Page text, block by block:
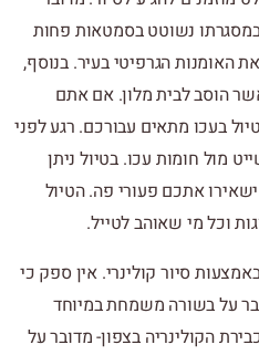
נשוטט בסמטאות פחות
האומנות הגרפיטי בעיר. בנוסף,
הוסב לבית מלון. אם אתם
בעכו מתאים עבורכם. רגע לפני
מול חומות עכו. בטיול ניתן
אתכם פעורי פה. הטיול
וכל מי שאוהב לטייל.
סיור קולינרי. אין ספק כי
על בשורה משמחת במיוחד
הקולינריה בצפון- מדובר על